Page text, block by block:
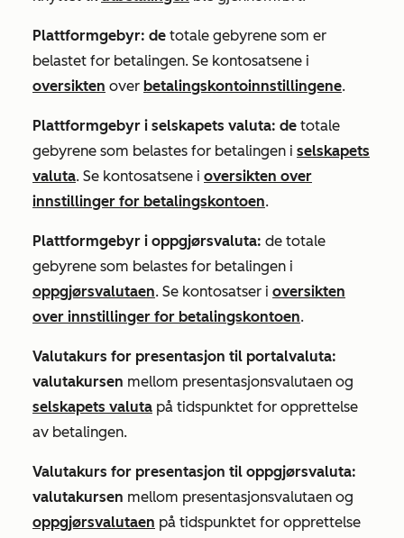
Plattformgebyr: de totale gebyrene som er
belastet for betalingen. Se kontosatsene i
oversikten over betalingskontoinnstillingene.
Plattformgebyr i selskapets valuta: de totale
gebyrene som belastes for betalingen i selskapets
valuta. Se kontosatsene i oversikten over
innstillinger for betalingskontoen.
Plattformgebyr i oppgjørsvaluta: de totale
gebyrene som belastes for betalingen i
oppgjørsvalutaen. Se kontosatser i oversikten
over innstillinger for betalingskontoen.
Valutakurs for presentasjon til portalvaluta:
valutakursen mellom presentasjonsvalutaen og
selskapets valuta på tidspunktet for opprettelse
av betalingen.
Valutakurs for presentasjon til oppgjørsvaluta:
valutakursen mellom presentasjonsvalutaen og
oppgjørsvalutaen på tidspunktet for opprettelse